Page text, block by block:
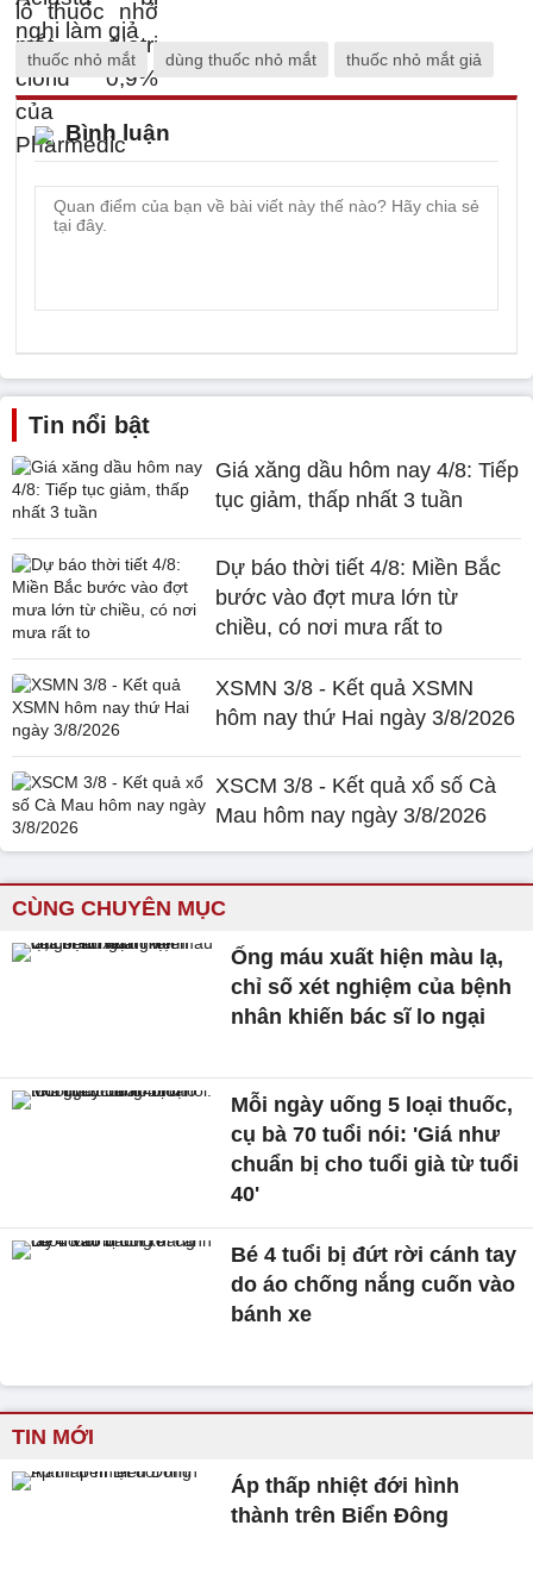
thuốc nhỏ mắt dùng thuốc nhỏ mắt thuốc nhỏ mắt giả
Bình luận
Tin nổi bật
Giá xăng dầu hôm nay 4/8: Tiếp
tục giảm, thấp nhất 3 tuần
Dự báo thời tiết 4/8: Miền Bắc
bước vào đợt mưa lớn từ
chiều, có nơi mưa rất to
XSMN 3/8 - Kết quả XSMN
hôm nay thứ Hai ngày 3/8/2026
XSCM 3/8 - Kết quả xổ số Cà
Mau hôm nay ngày 3/8/2026
CÙNG CHUYÊN MỤC
Ống máu xuất hiện màu lạ,
chỉ số xét nghiệm của bệnh
nhân khiến bác sĩ lo ngại
Mỗi ngày uống 5 loại thuốc,
cụ bà 70 tuổi nói: 'Giá như
chuẩn bị cho tuổi già từ tuổi
40'
Bé 4 tuổi bị đứt rời cánh tay
do áo chống nắng cuốn vào
bánh xe
TIN MỚI
Áp thấp nhiệt đới hình
thành trên Biển Đông